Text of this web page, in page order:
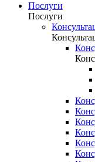
Послуги
Послуги